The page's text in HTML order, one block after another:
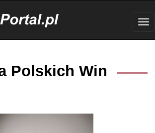
Polskich Win